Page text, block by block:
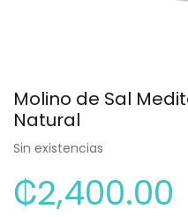
Molino de Sal
Natural
Sin existencias
₡2,400.00